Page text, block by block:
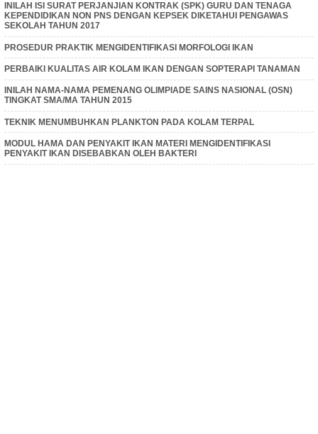
INILAH ISI SURAT PERJANJIAN KONTRAK (SPK) GURU DAN TENAGA
KEPENDIDIKAN NON PNS DENGAN KEPSEK DIKETAHUI PENGAWAS
SEKOLAH TAHUN 2017
PROSEDUR PRAKTIK MENGIDENTIFIKASI MORFOLOGI IKAN
PERBAIKI KUALITAS AIR KOLAM IKAN DENGAN SOPTERAPI TANAMAN
INILAH NAMA-NAMA PEMENANG OLIMPIADE SAINS NASIONAL (OSN)
TINGKAT SMA/MA TAHUN 2015
TEKNIK MENUMBUHKAN PLANKTON PADA KOLAM TERPAL
MODUL HAMA DAN PENYAKIT IKAN MATERI MENGIDENTIFIKASI
PENYAKIT IKAN DISEBABKAN OLEH BAKTERI